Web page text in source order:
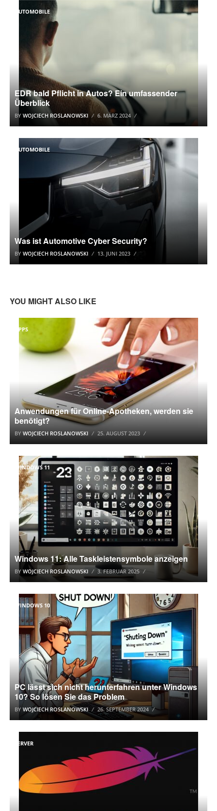
AUTOMOBILE
EDR bald Pflicht in Autos? Ein umfassender
Überblick
BY WOJCIECH ROSLANOWSKI 6. MÄRZ 2024
AUTOMOBILE
Was ist Automotive Cyber Security?
BY WOJCIECH ROSLANOWSKI 13. JUNI 2023
YOU MIGHT ALSO LIKE
APPS
Anwendungen für Online-Apotheken, werden sie
benötigt?
BY WOJCIECH ROSLANOWSKI 25. AUGUST 2023
WINDOWS 11
Windows 11: Alle Taskleistensymbole anzeigen
BY WOJCIECH ROSLANOWSKI 3. FEBRUAR 2025
WINDOWS 10
PC lässt sich nicht herunterfahren unter Windows
10? So lösen Sie das Problem
BY WOJCIECH ROSLANOWSKI 26. SEPTEMBER 2024
SERVER